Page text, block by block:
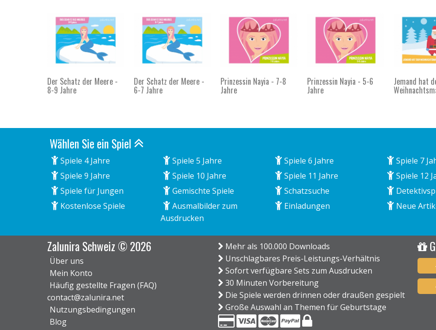
Der Schatz der Meere -
8-9 Jahre
Der Schatz der Meere -
6-7 Jahre
Prinzessin Nayia - 7-8
Jahre
Prinzessin Nayia - 5-6
Jahre
Jemand hat
Wählen Sie ein Spiel
Spiele 4 Jahre Spiele 5 Jahre Spiele 6 Jahre
Spiele 7
Spiele 9 Jahre
Spiele 10 Jahre Spiele 11 Jahre
Spiele 12
Spiele für Jungen
Gemischte Spiele Schatzsuche
Kostenlose Spiele
Ausmalbilder zum
Ausdrucken
Einladungen Neue
Zalunira Schweiz © 2026
Über uns
Mein Konto
Häufig gestellte Fragen (FAQ)
contact@zalunira.net
Nutzungsbedingungen
Blog
Mehr als 100.000 Downloads
Unschlagbares Preis-Leistungs-Verhältnis
Sofort verfügbare Sets zum Ausdrucken
30 Minuten Vorbereitung
Die Spiele werden drinnen oder draußen gespielt
Große Auswahl an Themen für Geburtstage